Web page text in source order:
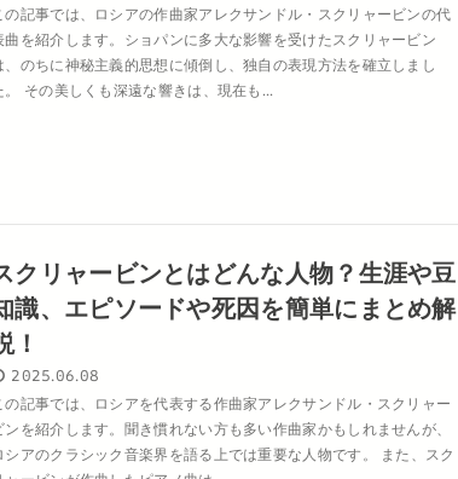
の記事では、ロシアの作曲家アレクサンドル・スクリャービンの代
曲を紹介します。ショパンに多大な影響を受けたスクリャービン
、のちに神秘主義的思想に傾倒し、独自の表現方法を確立しまし
。 その美しくも深遠な響きは、現在も...
クリャービンとはどんな人物？生涯や豆
識、エピソードや死因を簡単にまとめ解
！
2025.06.08
の記事では、ロシアを代表する作曲家アレクサンドル・スクリャー
ンを紹介します。聞き慣れない方も多い作曲家かもしれませんが、
シアのクラシック音楽界を語る上では重要な人物です。 また、スク